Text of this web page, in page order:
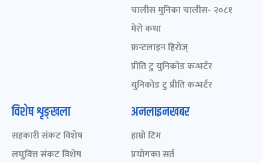
चालीस मुनिका चालीस- २०८१
मेरो कथा
फ्रन्टलाइन हिरोज्
प्रीति टु युनिकोड कन्भर्टर
युनिकोड टु प्रीति कन्भर्टर
विशेष शृङ्खला
सहकारी संकट विशेष
लघुवित्त संकट विशेष
अनलाइनखबर
हाम्रो टिम
प्रयोगका सर्त